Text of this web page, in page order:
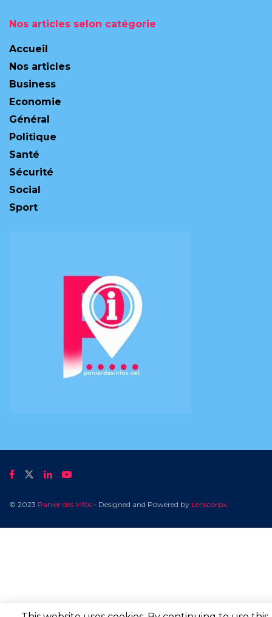
Nos articles selon catégorie
Accueil
Nos articles
Business
Economie
Général
Politique
Santé
Sécurité
Social
Sport
© 2023 Panier des Infos - Designed and Powered by Lenscorpx